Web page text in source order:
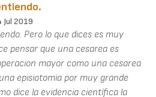
Jul 2019
Pero lo que dices es muy
pensar que una cesarea es
mayor como una cesarea
episiotomia por muy grande
dice la evidencia científica la